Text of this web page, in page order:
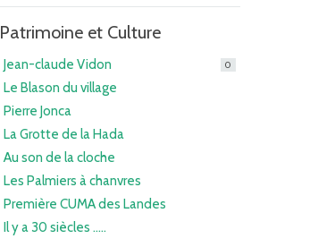
Patrimoine et Culture
Jean-claude Vidon 0
Le Blason du village
Pierre Jonca
La Grotte de la Hada
Au son de la cloche
Les Palmiers à chanvres
Première CUMA des Landes
Il y a 30 siècles .....